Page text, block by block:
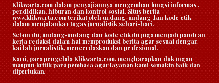
Klikwarta.com dalam penyajiannya mengemban fungsi informasi,
pendidikan, hiburan dan kontrol sosial. Situs berita
www.klikwarta.com terikat oleh undang-undang dan kode etik
dalam menjalankan tugas jurnalistik sehari-hari.
Selain itu, undang-undang dan kode etik itu juga menjadi panduan
kerja redaksi dalam hal memproduksi berita agar sesuai dengan
kaidah jurnalistik, mencerdaskan dan profesional.
Kami, para pengelola Klikwarta.com, mengharapkan dukungan
maupun kritik para pembaca agar layanan kami semakin baik dan
diperlukan.